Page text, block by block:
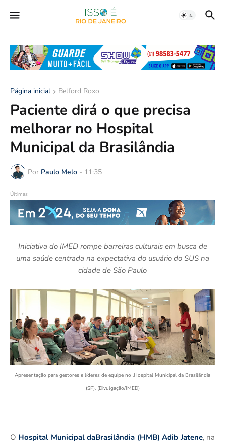
Página inicial Belford Roxo
Paciente dirá o que precisa
melhorar no Hospital
Municipal da Brasilândia
Por Paulo Melo - 11:35
Últimas
Iniciativa do IMED rompe barreiras culturais em busca de
uma saúde centrada na expectativa do usuário do SUS na
cidade de São Paulo
Apresentação para gestores e líderes de equipe no .Hospital Municipal da Brasilãndia
(SP). (Divulgação/IMED)
O Hospital Municipal daBrasilândia (HMB) Adib Jatene, na